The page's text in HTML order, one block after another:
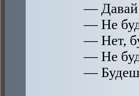
— Давай
— Не
— Нет,
— Не
—